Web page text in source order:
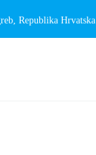
Republika Hrvatska